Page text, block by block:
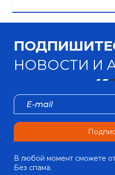
НОВОСТИ И
В любой момент сможете
Без спама.